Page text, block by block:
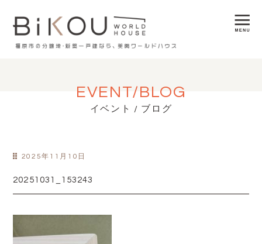
EVENT/BLOG
イベント / ブログ
2025年11月10日
20251031_153243